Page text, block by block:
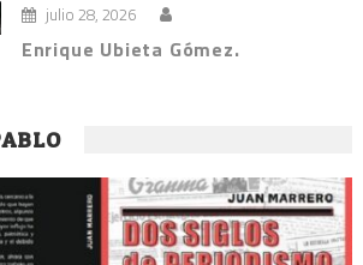
julio 28, 2026
Enrique Ubieta Gómez.